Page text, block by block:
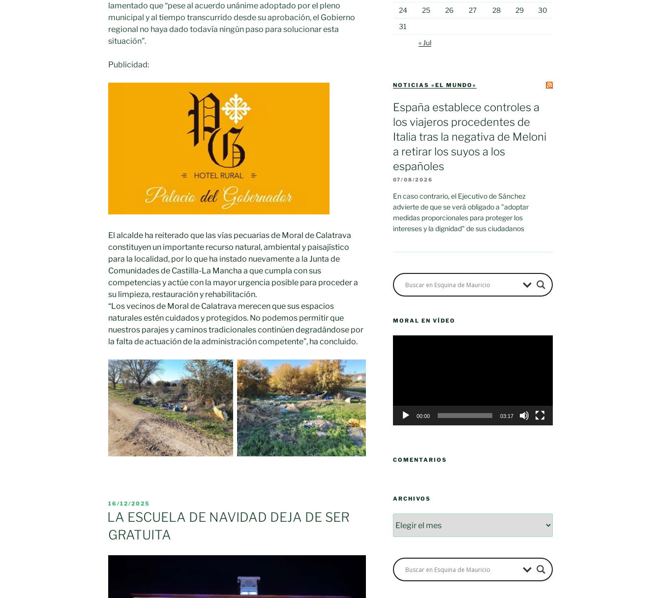
lamentado que “pese al acuerdo unánime adoptado por el pleno
municipal y al tiempo transcurrido desde su aprobación, el Gobierno
regional no haya dado todavía ningún paso para solucionar esta
situación”.
Publicidad:
El alcalde ha reiterado que las vías pecuarias de Moral de Calatrava
constituyen un importante recurso natural, ambiental y paisajístico
para la localidad, por lo que ha instado nuevamente a la Junta de
Comunidades de Castilla-La Mancha a que cumpla con sus
competencias y actúe con la mayor urgencia posible para proceder a
su limpieza, restauración y rehabilitación.
“Los vecinos de Moral de Calatrava merecen que sus espacios
naturales estén cuidados y protegidos. No podemos permitir que
nuestros parajes y caminos tradicionales continúen degradándose por
la falta de actuación de la administración competente”, ha concluido.
PUBLICADO
EL
16/12/2025
LA ESCUELA DE NAVIDAD DEJA DE SER
GRATUITA
24
25 26 27 28 29
30
31
« Jul
NOTICIAS «EL MUNDO»
España establece controles a
los viajeros procedentes de
Italia tras la negativa de Meloni
a retirar los suyos a los
españoles
07/08/2026
En caso contrario, el Ejecutivo de Sánchez
advierte de que se verá obligado a "adoptar
medidas proporcionales para proteger los
intereses y la dignidad" de sus ciudadanos
MORAL EN VÍDEO
00:00 03:17
COMENTARIOS
ARCHIVOS